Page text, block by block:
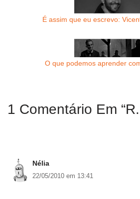
É assim que eu escrevo:
O que podemos aprender
1 Comentário Em
Nélia
22/05/2010 em 13:41